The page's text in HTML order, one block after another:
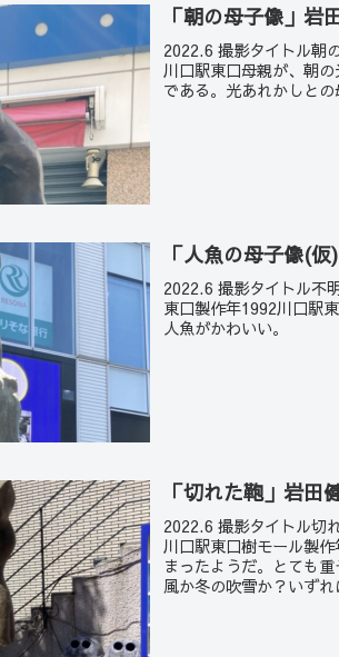
「朝の母子像」岩
2022.6 撮影タイトル朝
川口駅東口母親が、朝
である。光あれかしとの
「人魚の母子像(
2022.6 撮影タイトル不
東口製作年1992川口駅
人魚がかわいい。
「切れた鞄」岩田
2022.6 撮影タイトル切
川口駅東口樹モール製
まったようだ。とても
風か冬の吹雪か？いず